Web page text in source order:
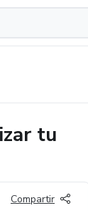
tu
Compartir